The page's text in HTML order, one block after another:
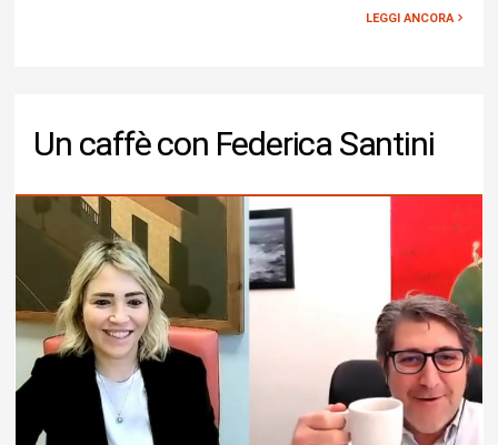
LEGGI ANCORA
Un caffè con Federica Santini